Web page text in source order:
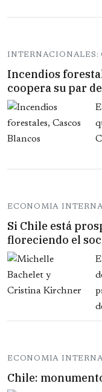
Incendios
coopera su par
ECONOMIA
Si Chile está
floreciendo el
ECONOMIA
Chile: